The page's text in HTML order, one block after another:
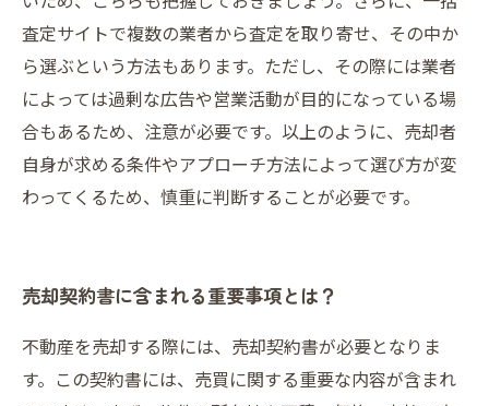
査定サイトで複数の業者から査定を取り寄せ、その中か
ら選ぶという方法もあります。ただし、その際には業者
によっては過剰な広告や営業活動が目的になっている場
合もあるため、注意が必要です。以上のように、売却者
自身が求める条件やアプローチ方法によって選び方が変
わってくるため、慎重に判断することが必要です。
売却契約書に含まれる重要事項とは？
不動産を売却する際には、売却契約書が必要となりま
す。この契約書には、売買に関する重要な内容が含まれ